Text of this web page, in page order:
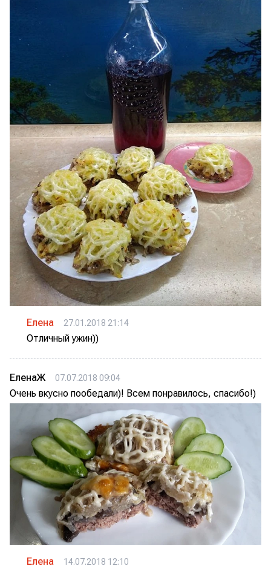
Елена 27.01.2018 21:14
Отличный ужин))
ЕленаЖ 07.07.2018 09:04
Очень вкусно пообедали)! Всем понравилось, спасибо!)
Елена 14.07.2018 12:10